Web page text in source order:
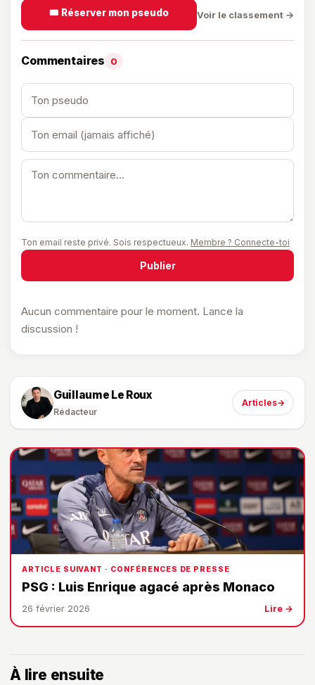
🎟️ Réserver mon pseudo Voir le classement →
Commentaires 0
Ton email reste privé. Sois respectueux. Membre ? Connecte-toi
Publier
Aucun commentaire pour le moment. Lance la
discussion !
Guillaume Le Roux
Rédacteur
Articles→
ARTICLE SUIVANT · CONFÉRENCES DE PRESSE
PSG : Luis Enrique agacé après Monaco
26 février 2026 Lire →
À lire ensuite